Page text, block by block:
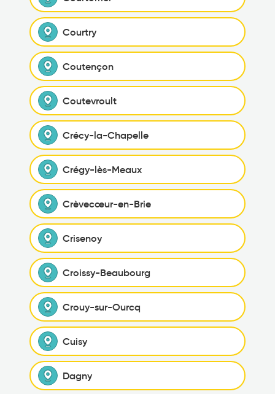
Courtry
Coutençon
Coutevroult
Crécy-la-Chapelle
Crégy-lès-Meaux
Crèvecœur-en-Brie
Crisenoy
Croissy-Beaubourg
Crouy-sur-Ourcq
Cuisy
Dagny